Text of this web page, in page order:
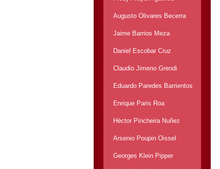
Augusto Olivares Becerra
Jaime Barrios Meza
Daniel Escobar Cruz
Claudio Jimeno Grendi
Eduardo Paredes Barrientos
Enrique Paris Roa
Héctor Pincheira Nuñez
Arsenio Poupin Oissel
Georges Klein Pipper